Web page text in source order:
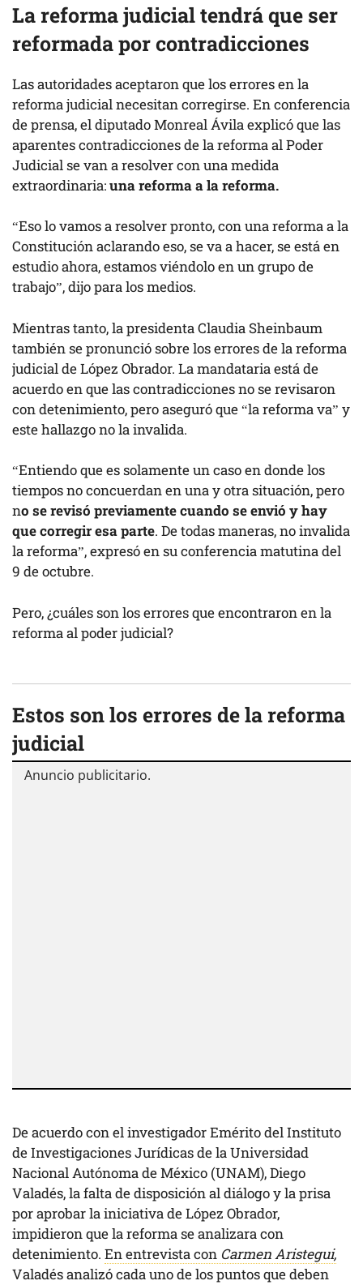
La reforma judicial tendrá que ser
reformada por contradicciones
Las autoridades aceptaron que los errores en la
reforma judicial necesitan corregirse. En conferencia
de prensa, el diputado Monreal Ávila explicó que las
aparentes contradicciones de la reforma al Poder
Judicial se van a resolver con una medida
extraordinaria:una reforma a la reforma.
“Eso lo vamos a resolver pronto, con una reforma a la
Constitución aclarando eso, se va a hacer, se está en
estudio ahora, estamos viéndolo en un grupo de
trabajo”, dijo para los medios.
Mientras tanto, la presidenta Claudia Sheinbaum
también se pronunció sobre los errores de la reforma
judicial de López Obrador. La mandataria está de
acuerdo en que las contradicciones no se revisaron
con detenimiento, pero aseguró que “la reforma va” y
este hallazgo no la invalida.
“Entiendo que es solamente un caso en donde los
tiempos no concuerdan en una y otra situación, pero
no se revisó previamente cuando se envió y hay
que corregir esa parte. De todas maneras, no invalida
la reforma”, expresó en su conferencia matutina del
9 de octubre.
Pero, ¿cuáles son los errores que encontraron en la
reforma al poder judicial?
Estos son los errores de la reforma
judicial
De acuerdo con el investigador Emérito del Instituto
de Investigaciones Jurídicas de la Universidad
Nacional Autónoma de México (UNAM), Diego
Valadés, la falta de disposición al diálogo y la prisa
por aprobar la iniciativa de López Obrador,
impidieron que la reforma se analizara con
detenimiento. En entrevista con Carmen Aristegui,
Valadés analizó cada uno de los puntos que deben